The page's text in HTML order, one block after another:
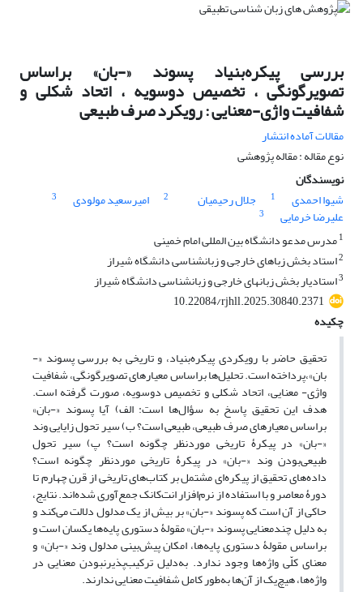
بررسی پیکره‌بنیاد پسوند «-بان» براساس
تصویرگونگی ، تخصیص دوسویه ، اتحاد شکلی و
شفافیت واژی-معنایی : رویکرد صرف طبیعی
مقالات آماده انتشار
نوع مقاله : مقاله پژوهشی
نویسندگان
شیوا احمدی
1 جلال رحیمیان 2 امیرسعید مولودی 3
علیرضا خرمایی
3
1مدرس مدعو دانشگاه بین المللی امام خمینی
2استاد بخش زباهای خارجی و زبانشناسی دانشگاه شیراز
3استادیار بخش زبانهای خارجی و زبانشناسی دانشگاه شیراز
10.22084/rjhll.2025.30840.2371
چکیده
تحقیق حاضر با رویکردی پیکره‌بنیاد، و تاریخی به بررسی پسوند «-
بان»،پرداخته است. تحلیل‌ها براساس معیارهای تصویرگونگی، شفافیت
واژی- معنایی، اتحاد شکلی و تخصیص دوسویه، صورت گرفته است.
هدف این تحقیق پاسخ به سؤال‌ها است: الف) آیا پسوند «-بان»
براساس معیارهای صرف طبیعی، طبیعی است؟ ب) سیر تحول زایایی وند
«-بان» در پیکرۀ تاریخی موردنظر چگونه است؟ پ) سیر تحول
طبیعی‌بودن وند «-بان» در پیکرۀ تاریخی موردنظر چگونه است؟
داده‌های تحقیق از پیکره‌ای مشتمل بر کتاب‌های تاریخی از قرن چهارم تا
دورۀ معاصر و با استفاده از نرم‌افزار انت‌کانک جمع‌آوری شده‌اند. نتایج،
حاکی از آن است که پسوند «-بان» بر بیش از یک مدلول دلالت می‌کند و
به دلیل چندمعنایی پسوند «-بان» مقولۀ دستوری پایه‌ها یکسان است و
براساس مقولۀ دستوری پایه‌ها، امکان پیش‌بینی مدلول وند «-بان» و
معنای کلّی واژه‌ها وجود ندارد. به‌دلیل ترکیب‌پذیرنبودن معنایی در
واژه‌ها، هیچ‌یک از آن‌ها به‌طور کامل شفافیت معنایی ندارند.